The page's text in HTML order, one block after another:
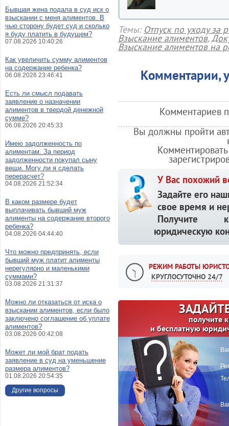
Темы: Отпуск по уходу за
Взыскание алиментов,
Взыскание алиментов на
Комментарии,
Комментариев
Вы должны пройти
У Вас похожий
Задайте его
свое время и
Получите
юридическую
РЕЖИМ РАБОТЫ
КРУГЛОСУТОЧНО 24/7
получите
и бесплатную
Бывшая жена подала в суд иск о
взыскании с меня алиментов. В
чью сторону будет суд и сколько
я буду платить в будущем?
07.08.2026 10:40:26
Как увеличить сумму алиментов
на содержание ребенка?
06.08.2026 23:46:41
Есть ли смысл подавать
заявление о назначении
алиментов в твердой денежной
сумме?
06.08.2026 20:45:33
Имею задолженность по
алиментам. За период
задолженности покупал сыну
вещи. Могу ли я сделать
перерасчет?
04.08.2026 21:52:34
В каком размере будет
выплачивать бывший муж
алименты на содержание второго
ребенка?
04.08.2026 04:44:40
Что можно предпринять, если
бывший муж платит алименты
нерегулярно и маленькими
суммами?
03.08.2026 21:31:37
Можно ли отказаться от иска о
взыскании алиментов, если было
заключено соглашение об уплате
алиментов?
03.08.2026 00:42:08
Может ли мой брат подать
заявление в суд на уменьшение
размера алиментов?
01.08.2026 20:54:35
Другие вопросы